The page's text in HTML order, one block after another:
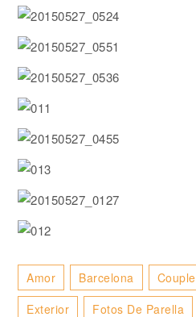
Amor Barcelona Couple
Exterior
Fotos De Parella